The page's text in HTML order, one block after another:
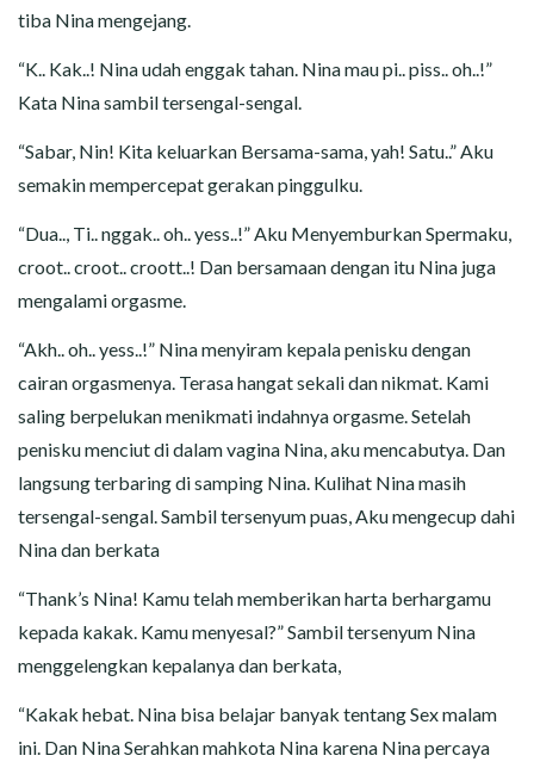
tiba Nina mengejang.
“K.. Kak..! Nina udah enggak tahan. Nina mau pi.. piss.. oh..!”
Kata Nina sambil tersengal-sengal.
“Sabar, Nin! Kita keluarkan Bersama-sama, yah! Satu..” Aku
semakin mempercepat gerakan pinggulku.
“Dua.., Ti.. nggak.. oh.. yess..!” Aku Menyemburkan Spermaku,
croot.. croot.. croott..! Dan bersamaan dengan itu Nina juga
mengalami orgasme.
“Akh.. oh.. yess..!” Nina menyiram kepala penisku dengan
cairan orgasmenya. Terasa hangat sekali dan nikmat. Kami
saling berpelukan menikmati indahnya orgasme. Setelah
penisku menciut di dalam vagina Nina, aku mencabutya. Dan
langsung terbaring di samping Nina. Kulihat Nina masih
tersengal-sengal. Sambil tersenyum puas, Aku mengecup dahi
Nina dan berkata
“Thank’s Nina! Kamu telah memberikan harta berhargamu
kepada kakak. Kamu menyesal?” Sambil tersenyum Nina
menggelengkan kepalanya dan berkata,
“Kakak hebat. Nina bisa belajar banyak tentang Sex malam
ini. Dan Nina Serahkan mahkota Nina karena Nina percaya